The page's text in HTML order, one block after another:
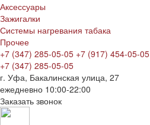
Аксессуары
Зажигалки
Системы нагревания табака
Прочее
+7 (347) 285-05-05 +7 (917) 454-05-05
+7 (347) 285-05-05
г. Уфа, Бакалинская улица, 27
ежедневно 10:00-22:00
Заказать звонок